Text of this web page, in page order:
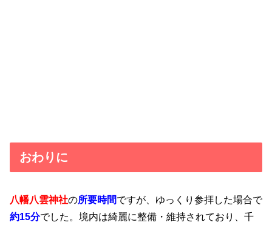
おわりに
八幡八雲神社の所要時間ですが、ゆっくり参拝した場合で
約15分でした。境内は綺麗に整備・維持されており、千